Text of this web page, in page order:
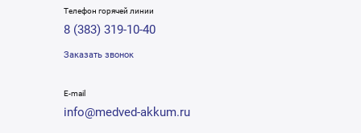
Телефон горячей линии
8 (383) 319-10-40
Заказать звонок
E-mail
info@medved-akkum.ru